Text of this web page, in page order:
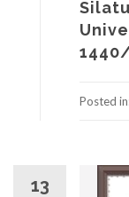
Posted
13